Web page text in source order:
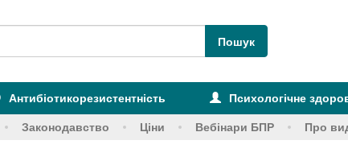
Антибіотикорезистентність Психологічне
Законодавство Ціни Вебінари БПР Про